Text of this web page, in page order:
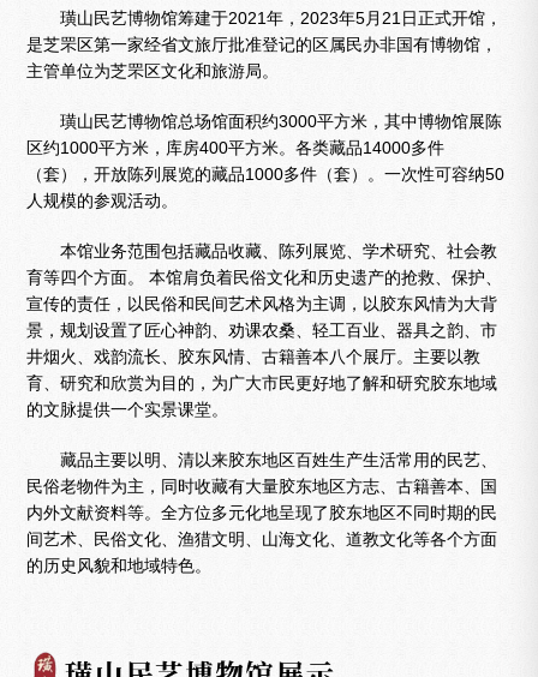
璜山民艺博物馆筹建于2021年，2023年5月21日正式开馆，
是芝罘区第一家经省文旅厅批准登记的区属民办非国有博物馆，
主管单位为芝罘区文化和旅游局。
璜山民艺博物馆总场馆面积约3000平方米，其中博物馆展陈
区约1000平方米，库房400平方米。各类藏品14000多件
（套），开放陈列展览的藏品1000多件（套）。一次性可容纳50
人规模的参观活动。
本馆业务范围包括藏品收藏、陈列展览、学术研究、社会教
育等四个方面。 本馆肩负着民俗文化和历史遗产的抢救、保护、
宣传的责任，以民俗和民间艺术风格为主调，以胶东风情为大背
景，规划设置了匠心神韵、劝课农桑、轻工百业、器具之韵、市
井烟火、戏韵流长、胶东风情、古籍善本八个展厅。主要以教
育、研究和欣赏为目的，为广大市民更好地了解和研究胶东地域
的文脉提供一个实景课堂。
藏品主要以明、清以来胶东地区百姓生产生活常用的民艺、
民俗老物件为主，同时收藏有大量胶东地区方志、古籍善本、国
内外文献资料等。全方位多元化地呈现了胶东地区不同时期的民
间艺术、民俗文化、渔猎文明、山海文化、道教文化等各个方面
的历史风貌和地域特色。